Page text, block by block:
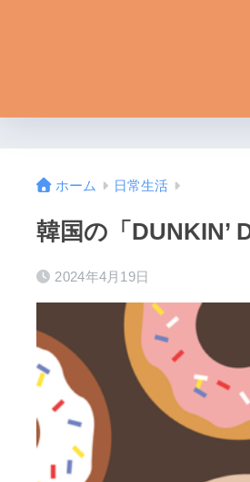
ホーム 日常生活
韓国の「DUNKIN’
2024年4月19日